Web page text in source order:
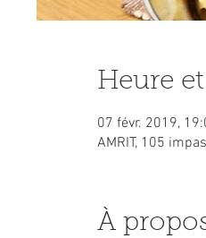
Heure
07 févr. 2019,
AMRIT, 105
À